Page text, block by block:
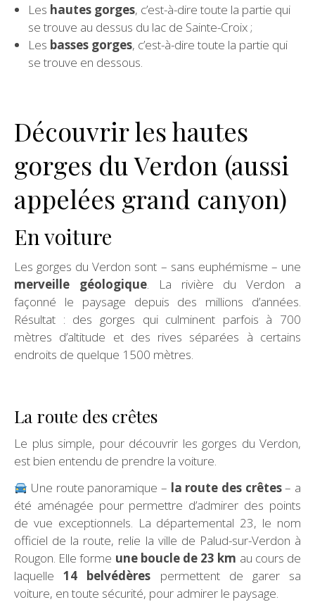
Les hautes gorges, c’est-à-dire toute la partie qui
se trouve au dessus du lac de Sainte-Croix ;
Les basses gorges, c’est-à-dire toute la partie qui
se trouve en dessous.
Découvrir les hautes
gorges du Verdon (aussi
appelées grand canyon)
En voiture
Les gorges du Verdon sont – sans euphémisme – une
merveille géologique. La rivière du Verdon a
façonné le paysage depuis des millions d’années.
Résultat : des gorges qui culminent parfois à 700
mètres d’altitude et des rives séparées à certains
endroits de quelque 1500 mètres.
La route des crêtes
Le plus simple, pour découvrir les gorges du Verdon,
est bien entendu de prendre la voiture.
Une route panoramique – la route des crêtes– a
été aménagée pour permettre d’admirer des points
de vue exceptionnels. La départemental 23, le nom
officiel de la route, relie la ville de Palud-sur-Verdon à
Rougon. Elle forme une boucle de 23 km au cours de
laquelle14 belvédères permettent de garer sa
voiture, en toute sécurité, pour admirer le paysage.